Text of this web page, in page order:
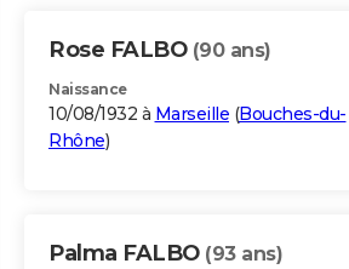
Rose FALBO (90 ans)
Naissance
10/08/1932 à Marseille (Bouches-du-
Rhône)
Palma FALBO (93 ans)